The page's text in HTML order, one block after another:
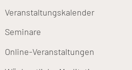
Veranstaltungskalender
Seminare
Online-Veranstaltungen